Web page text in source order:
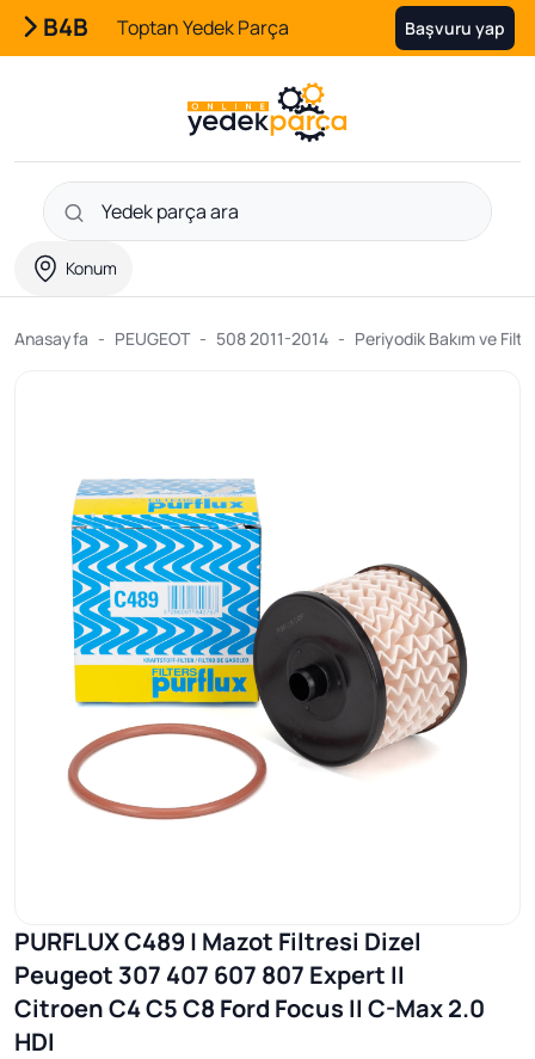
B4B Toptan Yedek Parça Başvuru yap
Konum
Anasayfa PEUGEOT 508 2011-2014 Periyodik Bakım ve
PURFLUX C489 | Mazot Filtresi Dizel
Peugeot 307 407 607 807 Expert II
Citroen C4 C5 C8 Ford Focus II C-Max 2.0
HDI